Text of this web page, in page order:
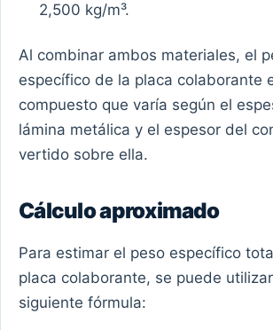
2,500 kg/m³.
Al combinar ambos materiales, el
específico de la placa colaborante
compuesto que varía según el
lámina metálica y el espesor del
vertido sobre ella.
Cálculo aproximado
Para estimar el peso específico
placa colaborante, se puede
siguiente fórmula: